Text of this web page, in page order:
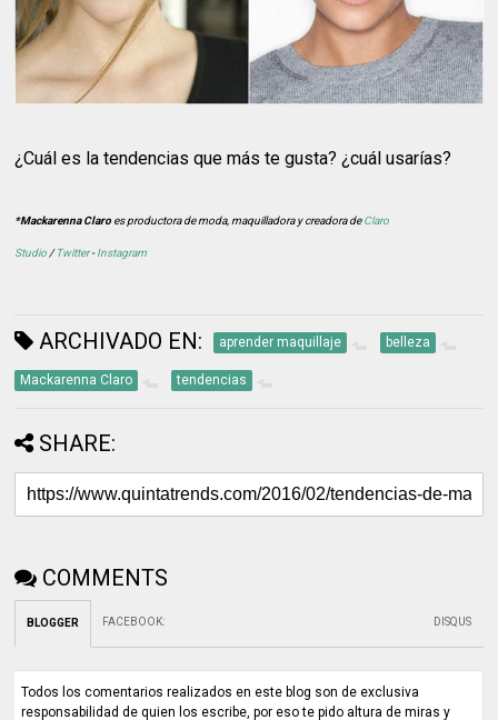
¿Cuál es la tendencias que más te gusta? ¿cuál usarías?
*Mackarenna Claro es productora de moda, maquilladora y creadora deClaro
Studio/Twitter-Instagram
ARCHIVADO EN: aprender maquillaje belleza
Mackarenna Claro tendencias
SHARE:
COMMENTS
BLOGGER FACEBOOK: DISQUS
Todos los comentarios realizados en este blog son de exclusiva
responsabilidad de quien los escribe, por eso te pido altura de miras y